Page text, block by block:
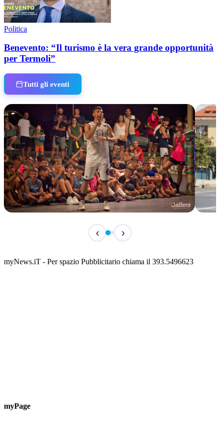
Politica
Benevento: “Il turismo è la vera grande opportunità
per Termoli”
Tutti gli eventi
Classic Contest 3vs3 Memorial Michele
📅 6 Agosto 2026 · 09:00 · 📍 Lungomare C. Colombo
‹ ›
myNews.iT - Per spazio Pubblicitario chiama il 393.5496623
myPage